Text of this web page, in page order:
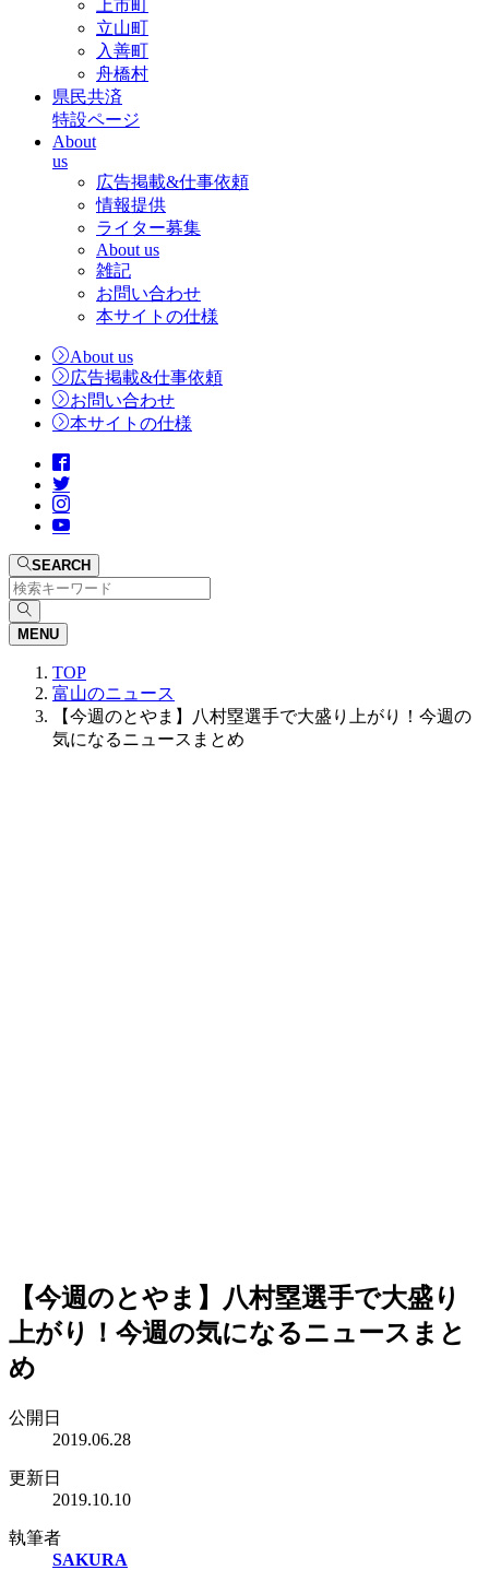
上市町
立山町
入善町
舟橋村
県民共済
特設ページ
About
us
広告掲載&仕事依頼
情報提供
ライター募集
About us
雑記
お問い合わせ
本サイトの仕様
About us
広告掲載&仕事依頼
お問い合わせ
本サイトの仕様
SEARCH
MENU
TOP
富山のニュース
【今週のとやま】八村塁選手で大盛り上がり！今週の
気になるニュースまとめ
【今週のとやま】八村塁選手で大盛り
上がり！今週の気になるニュースまと
め
公開日
2019.06.28
更新日
2019.10.10
執筆者
SAKURA